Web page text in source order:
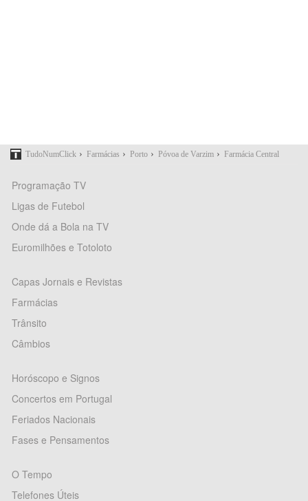
TudoNumClick › Farmácias › Porto › Póvoa de Varzim › Farmácia Central
Programação TV
Ligas de Futebol
Onde dá a Bola na TV
Euromilhões e Totoloto
Capas Jornais e Revistas
Farmácias
Trânsito
Câmbios
Horóscopo e Signos
Concertos em Portugal
Feriados Nacionais
Fases e Pensamentos
O Tempo
Telefones Úteis